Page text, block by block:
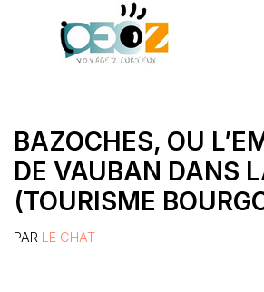
BAZOCHES, OU
DE VAUBAN DANS
(TOURISME
PAR LE CHAT